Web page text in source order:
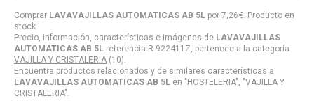
Comprar LAVAVAJILLAS AUTOMATICAS AB 5L por 7,26€. Producto en
stock.
Precio, información, características e imágenes de LAVAVAJILLAS
AUTOMATICAS AB 5L referencia R-922411Z, pertenece a la categoría
VAJILLA Y CRISTALERIA (10).
Encuentra productos relacionados y de similares características a
LAVAVAJILLAS AUTOMATICAS AB 5L en "HOSTELERIA", "VAJILLA Y
CRISTALERIA".